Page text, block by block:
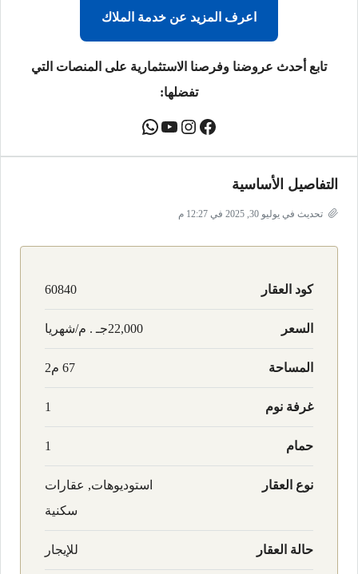
اعرف المزيد عن خدمة الملاك
تابع أحدث عروضنا وفرصنا الاستثمارية على المنصات التي
تفضلها:
التفاصيل الأساسية
تحديث في يوليو 30, 2025 في 12:27 م
كود العقار 60840
السعر 22,000جـ . م/شهريا
المساحة 67 م2
غرفة نوم 1
حمام 1
نوع العقار
استوديوهات, عقارات
سكنية
حالة العقار للإيجار